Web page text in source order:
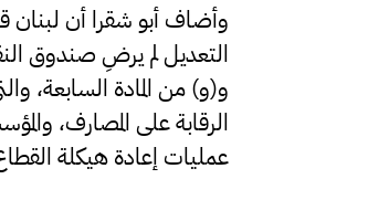
التعديل لم يرضِ صندوق
و(و) من المادة السابعة،
الرقابة على المصارف،
عمليات إعادة هيكلة